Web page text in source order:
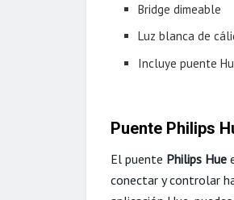
Bridge dimeable
Luz blanca de
Incluye puente
Puente Philips
El puente Philips Hue
conectar y controlar